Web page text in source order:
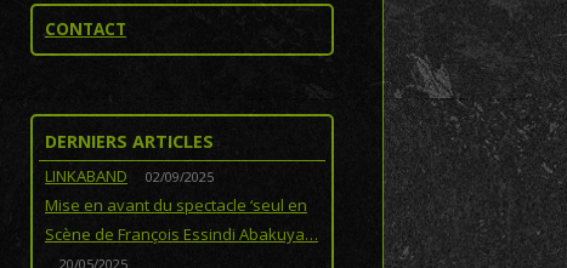
CONTACT
DERNIERS ARTICLES
LINKABAND 02/09/2025
Mise en avant du spectacle ‘seul en
Scène de François Essindi Abakuya…
20/05/2025